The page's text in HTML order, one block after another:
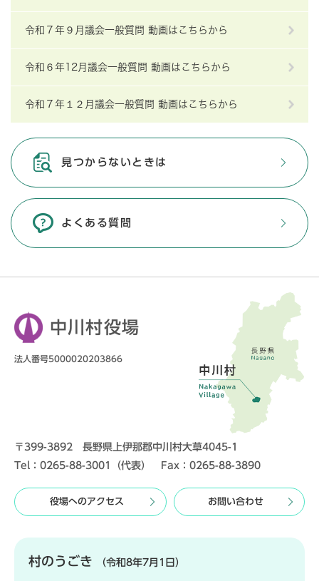
令和７年９月議会一般質問 動画はこちらから
令和６年12月議会一般質問 動画はこちらから
令和７年１２月議会一般質問 動画はこちらから
見つからないときは
よくある質問
中川村役場
法人番号5000020203866
〒399-3892 長野県上伊那郡中川村大草4045-1
Tel：0265-88-3001（代表） Fax：0265-88-3890
役場へのアクセス お問い合わせ
村のうごき （令和8年7月1日）